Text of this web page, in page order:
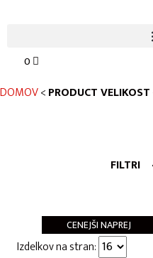
0
DOMOV<PRODUCT VELIKOST
FILTRI
CENEJŠI NAPREJ
Izdelkov na stran: